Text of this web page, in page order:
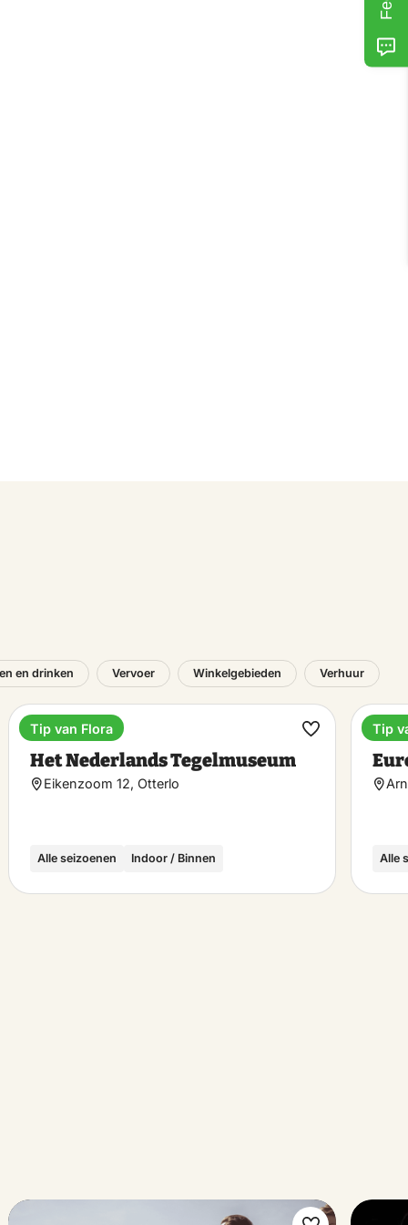
en drinken Vervoer Winkelgebieden Verhuur
Museum
Het Nederlands Tegelmuseum
Eikenzoom 12, Otterlo
Alle seizoenen Indoor / Binnen
Tip van Flora
Maak
Alle
Tip